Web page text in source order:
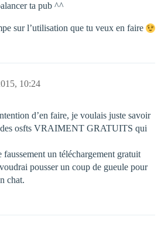
ta pub ^^
sur l’utilisation que tu veux en faire
10:24
d’en faire, je voulais juste savoir
osfts VRAIMENT GRATUITS qui
un téléchargement gratuit
pousser un coup de gueule pour
chat.